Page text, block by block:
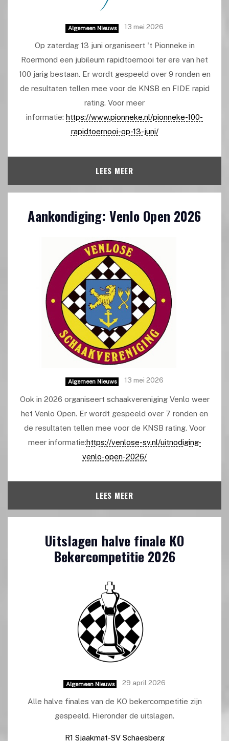
Algemeen Nieuws 13 mei 2026
Op zaterdag 13 juni organiseert 't Pionneke in
Roermond een jubileum rapidtoernooi ter ere van het
100 jarig bestaan. Er wordt gespeeld over 9 ronden en
de resultaten tellen mee voor de KNSB en FIDE rapid
rating. Voor meer
informatie: https://www.pionneke.nl/pionneke-100-
rapidtoernooi-op-13-juni/
LEES MEER
Aankondiging: Venlo Open 2026
Algemeen Nieuws 13 mei 2026
Ook in 2026 organiseert schaakvereniging Venlo weer
het Venlo Open. Er wordt gespeeld over 7 ronden en
de resultaten tellen mee voor de KNSB rating. Voor
meer informatie:https://venlose-sv.nl/uitnodiging-
venlo-open-2026/
LEES MEER
Uitslagen halve finale KO
Bekercompetitie 2026
Algemeen Nieuws 29 april 2026
Alle halve finales van de KO bekercompetitie zijn
gespeeld. Hieronder de uitslagen.
R1 Sjaakmat-SV Schaesberg